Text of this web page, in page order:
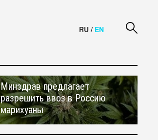
RU / EN
Минздрав предлагает
разрешить ввоз в Россию
марихуаны